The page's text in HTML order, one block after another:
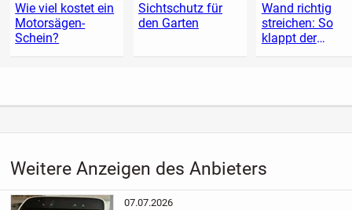
Wie viel kostet ein
Motorsägen-
Schein?
Sichtschutz für
den Garten
Wand richtig
streichen: So
klappt der
Anstrich
Weitere Anzeigen des Anbieters
07.07.2026